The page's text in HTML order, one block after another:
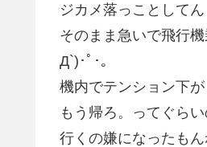
ジカメ落っことしてん
そのまま急いで飛行
Д`)･ﾟ･｡
機内でテンション下が
もう帰ろ。ってぐら
行くの嫌になったもん